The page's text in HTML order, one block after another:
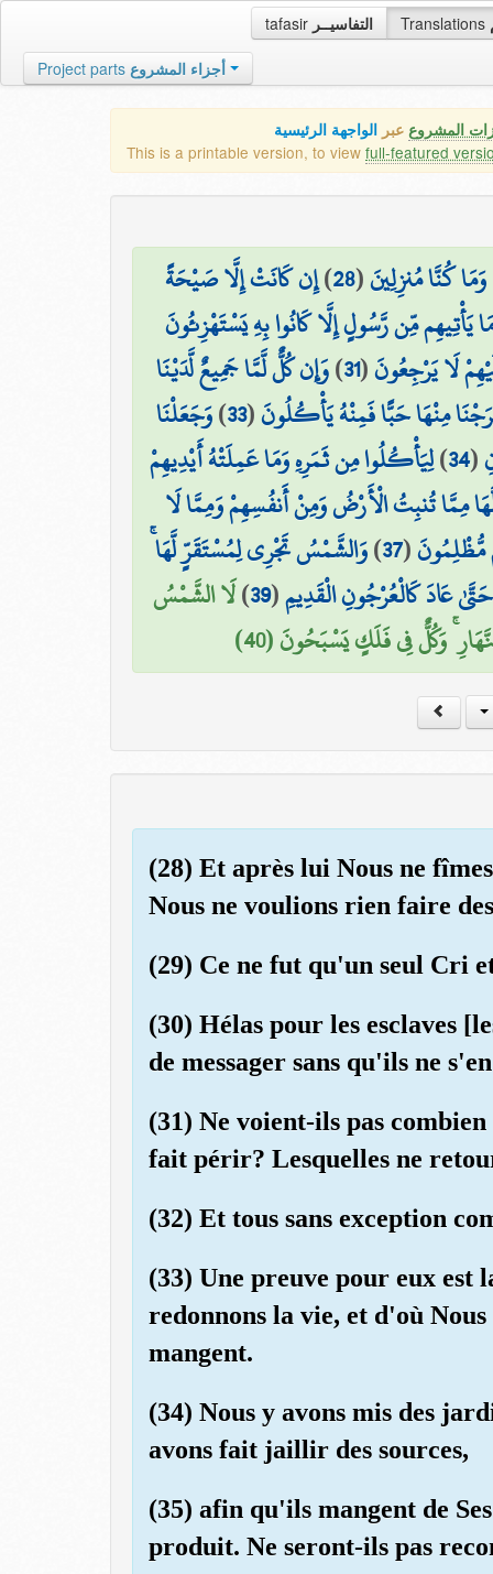
tafasir التفاسيــر Translations
Project parts أجزاء المشروع
المشروع عبر الواجهة الرئيسية
This is a printable version, to view full-featured
كُنَّا مُنزِلِينَ(
28
)إِن كَانَتْ إِلَّا صَيْحَةً
يَأْتِيهِم مِّن رَّسُولٍ إِلَّا كَانُوا بِهِ يَسْتَهْزِئُونَ
لَا يَرْجِعُونَ(
31
)وَإِن كُلٌّ لَّمَّا جَمِيعٌ لَّدَيْنَا
مِنْهَا حَبًّا فَمِنْهُ يَأْكُلُونَ(
33
)وَجَعَلْنَا
(
34
)لِيَأْكُلُوا مِن ثَمَرِهِ وَمَا عَمِلَتْهُ أَيْدِيهِمْ
مِمَّا تُنبِتُ الْأَرْضُ وَمِنْ أَنفُسِهِمْ وَمِمَّا لَا
مُّظْلِمُونَ(
37
)وَالشَّمْسُ تَجْرِي لِمُسْتَقَرٍّ لَّهَا ۚ
عَادَ كَالْعُرْجُونِ الْقَدِيمِ(
39
)لَا الشَّمْسُ
وَكُلٌّ فِي فَلَكٍ يَسْبَحُونَ (40)
(28) Et après lui Nous ne
Nous ne voulions rien faire
(29) Ce ne fut qu'un seul Cri
(30) Hélas pour les esclaves
de messager sans qu'ils ne
(31) Ne voient-ils pas
fait périr? Lesquelles ne
(32) Et tous sans exception
(33) Une preuve pour eux est
redonnons la vie, et d'où
mangent.
(34) Nous y avons mis des
avons fait jaillir des sources,
(35) afin qu'ils mangent de
produit. Ne seront-ils pas